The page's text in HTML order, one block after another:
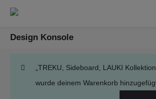
Design Konsole
„TREKU, Sideboard, LAUKI
wurde deinem Warenkorb